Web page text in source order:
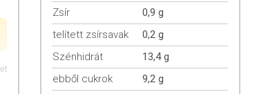
Zsír
0,9 g
telített zsírsavak
0,2 g
Szénhidrát
13,4 g
ebből cukrok
9,2 g